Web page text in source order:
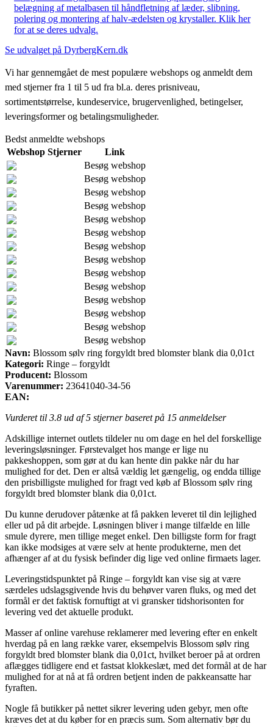
belægning af metalbasen til håndfletning af læder, slibning,
polering og montering af halv-ædelsten og krystaller. Klik her
for at se deres udvalg.
Se udvalget på DyrbergKern.dk
Vi har gennemgået de mest populære webshops og anmeldt dem
med stjerner fra 1 til 5 ud fra bl.a. deres prisniveau,
sortimentstørrelse, kundeservice, brugervenlighed, betingelser,
leveringsformer og betalingsmuligheder.
Bedst anmeldte webshops
Webshop Stjerner
Link
Besøg webshop
Besøg webshop
Besøg webshop
Besøg webshop
Besøg webshop
Besøg webshop
Besøg webshop
Besøg webshop
Besøg webshop
Besøg webshop
Besøg webshop
Besøg webshop
Besøg webshop
Besøg webshop
Navn: Blossom sølv ring forgyldt bred blomster blank dia 0,01ct
Kategori: Ringe – forgyldt
Producent: Blossom
Varenummer: 23641040-34-56
EAN:
Vurderet til 3.8 ud af 5 stjerner baseret på 15 anmeldelser
Adskillige internet outlets tildeler nu om dage en hel del forskellige
leveringsløsninger. Førstevalget hos mange er lige nu
pakkeshoppen, som gør at du kan hente din pakke når du har
mulighed for det. Den er altså vældig let gængelig, og endda tillige
den prisbilligste mulighed for fragt ved køb af Blossom sølv ring
forgyldt bred blomster blank dia 0,01ct.
Du kunne derudover påtænke at få pakken leveret til din lejlighed
eller ud på dit arbejde. Løsningen bliver i mange tilfælde en lille
smule dyrere, men tillige meget enkel. Den billigste form for fragt
kan ikke modsiges at være selv at hente produkterne, men det
afhænger af at du fysisk befinder dig lige ved online firmaets lager.
Leveringstidspunktet på Ringe – forgyldt kan vise sig at være
særdeles udslagsgivende hvis du behøver varen fluks, og med det
formål er det faktisk fornuftigt at vi gransker tidshorisonten for
levering ved det aktuelle produkt.
Masser af online varehuse reklamerer med levering efter en enkelt
hverdag på en lang række varer, eksempelvis Blossom sølv ring
forgyldt bred blomster blank dia 0,01ct, hvilket beroer på at ordren
aflægges tidligere end et fastsat klokkeslæt, med det formål at de har
mulighed for at nå at få ordren betjent inden de pakkeansatte har
fyraften.
Nogle få butikker på nettet sikrer levering uden gebyr, men ofte
kræves det at du køber for en præcis sum. Som alternativ bør du